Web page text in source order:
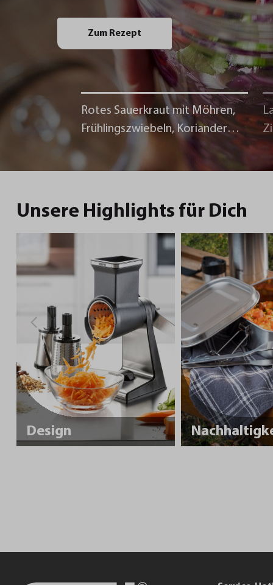
Zum Rezept
Rotes Sauerkraut mit Möhren,
Frühlingszwiebeln, Koriander
Unsere Highlights für Dich
Design